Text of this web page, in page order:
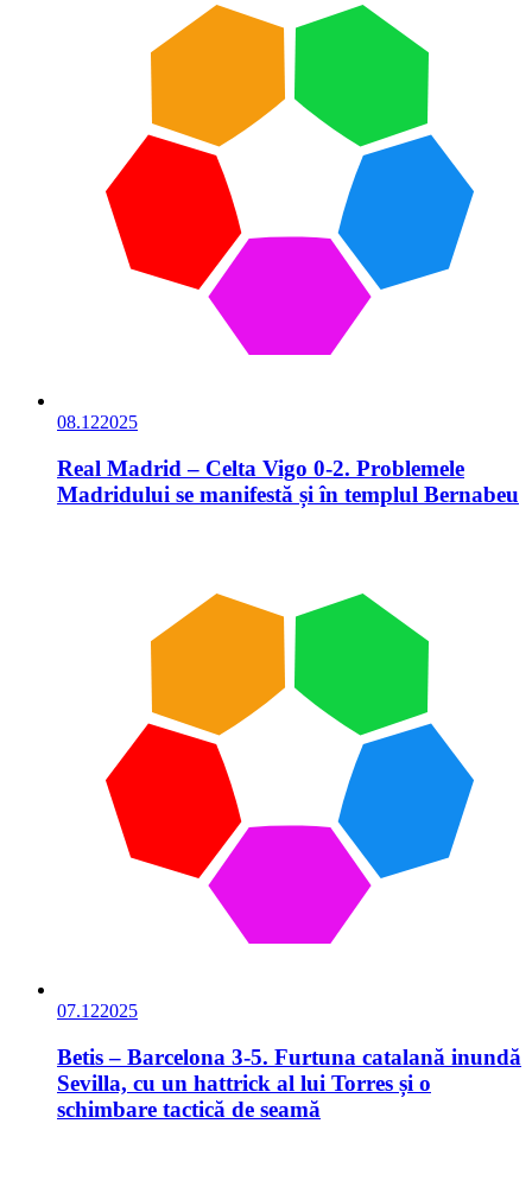
08.122025
Real Madrid – Celta Vigo 0-2. Problemele
Madridului se manifestă și în templul Bernabeu
07.122025
Betis – Barcelona 3-5. Furtuna catalană inundă
Sevilla, cu un hattrick al lui Torres și o
schimbare tactică de seamă